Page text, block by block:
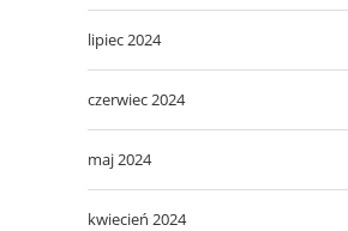
lipiec 2024
czerwiec 2024
maj 2024
kwiecień 2024